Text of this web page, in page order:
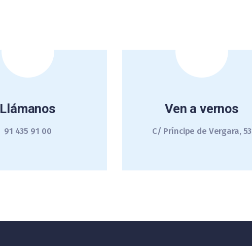
Llámanos
91 435 91 00
Ven a vernos
C/ Príncipe de Vergara, 53